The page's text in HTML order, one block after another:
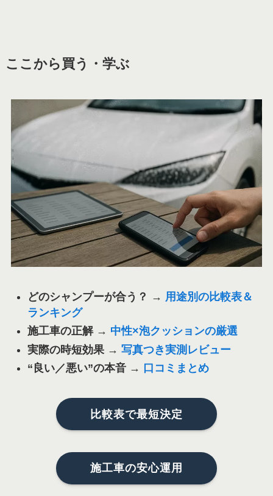
ここから買う・学ぶ
どのシャンプーが合う？ → 用途別の比較表＆
ランキング
施工車の正解→ 中性×泡クッションの厳選
実際の時短効果→ 写真つき実測レビュー
“良い／悪い”の本音→ 口コミまとめ
比較表で最短決定
施工車の安心運用